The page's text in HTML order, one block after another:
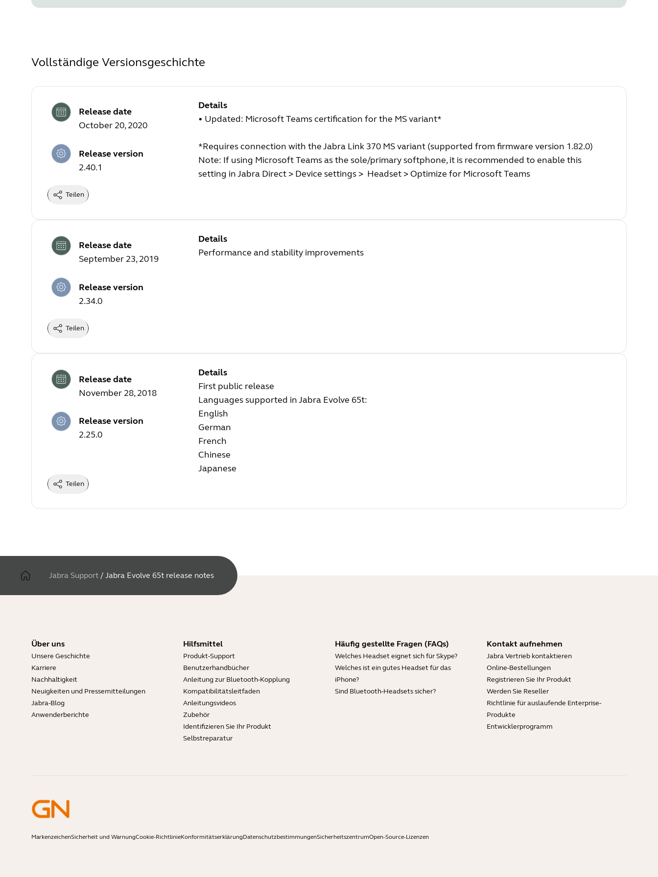
Vollständige Versionsgeschichte
Release date
October 20, 2020
Release version
2.40.1
Details
• Updated: Microsoft Teams certification for the MS variant*
*Requires connection with the Jabra Link 370 MS variant (supported from firmware version 1.82.0)
Note: If using Microsoft Teams as the sole/primary softphone, it is recommended to enable this
setting in Jabra Direct > Device settings > Headset > Optimize for Microsoft Teams
Teilen
Release date
September 23, 2019
Release version
2.34.0
Details
Performance and stability improvements
Teilen
Release date
November 28, 2018
Release version
2.25.0
Details
First public release
Languages supported in Jabra Evolve 65t:
English
German
French
Chinese
Japanese
Teilen
Jabra Support / Jabra Evolve 65t release notes
Über uns
Unsere Geschichte
Karriere
Nachhaltigkeit
Neuigkeiten und Pressemitteilungen
Jabra-Blog
Anwenderberichte
Hilfsmittel
Produkt-Support
Benutzerhandbücher
Anleitung zur Bluetooth-Kopplung
Kompatibilitätsleitfaden
Anleitungsvideos
Zubehör
Identifizieren Sie Ihr Produkt
Selbstreparatur
Häufig gestellte Fragen (FAQs)
Welches Headset eignet sich für Skype?
Welches ist ein gutes Headset für das
iPhone?
Sind Bluetooth-Headsets sicher?
Kontakt aufnehmen
Jabra Vertrieb kontaktieren
Online-Bestellungen
Registrieren Sie Ihr Produkt
Werden Sie Reseller
Richtlinie für auslaufende Enterprise-
Produkte
Entwicklerprogramm
MarkenzeichenSicherheit und WarnungCookie-RichtlinieKonformitätserklärungDatenschutzbestimmungenSicherheitszentrumOpen-Source-Lizenzen